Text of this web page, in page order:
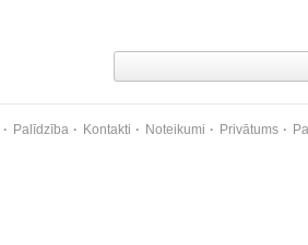
Palīdzība Kontakti Noteikumi Privātums